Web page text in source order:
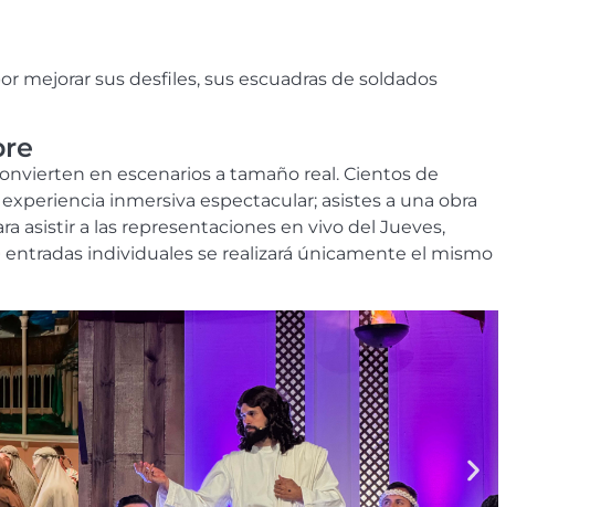
mejorar sus desfiles, sus escuadras de soldados
en escenarios a tamaño real. Cientos de
inmersiva espectacular; asistes a una obra
asistir a las representaciones en vivo del Jueves,
entradas individuales se realizará únicamente el mismo